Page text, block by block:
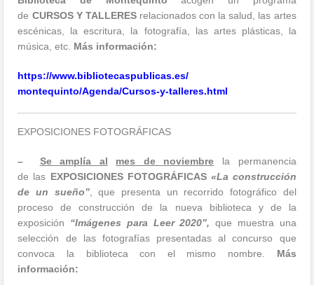
de CURSOS Y TALLERESrelacionados con la salud, las artes
escénicas, la escritura, la fotografía, las artes plásticas, la
música, etc. Más información:
https://www.bibliotecaspublicas.es/
montequinto/Agenda/Cursos-y-talleres.html
EXPOSICIONES FOTOGRÁFICAS
– Se amplía al mes de noviembre la permanencia
de las EXPOSICIONES FOTOGRÁFICAS «La construcción
de un sueño”, que presenta un recorrido fotográfico del
proceso de construcción de la nueva biblioteca y de la
exposición “Imágenes para Leer 2020”, que muestra una
selección de las fotografías presentadas al concurso que
convoca la biblioteca con el mismo nombre. Más
información: